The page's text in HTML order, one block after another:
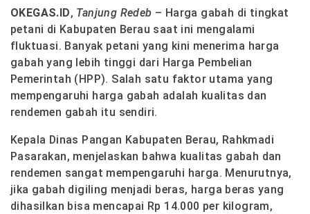
OKEGAS.ID, Tanjung Redeb – Harga gabah di tingkat
petani di Kabupaten Berau saat ini mengalami
fluktuasi. Banyak petani yang kini menerima harga
gabah yang lebih tinggi dari Harga Pembelian
Pemerintah (HPP). Salah satu faktor utama yang
mempengaruhi harga gabah adalah kualitas dan
rendemen gabah itu sendiri.
Kepala Dinas Pangan Kabupaten Berau, Rahkmadi
Pasarakan, menjelaskan bahwa kualitas gabah dan
rendemen sangat mempengaruhi harga. Menurutnya,
jika gabah digiling menjadi beras, harga beras yang
dihasilkan bisa mencapai Rp 14.000 per kilogram,